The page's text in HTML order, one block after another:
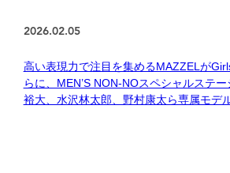
2026.02.05
高い表現力で注目を集めるMAZZELが
らに、MEN’S NON-NOスペシャルステ
裕大、水沢林太郎、野村康太ら専属モデ